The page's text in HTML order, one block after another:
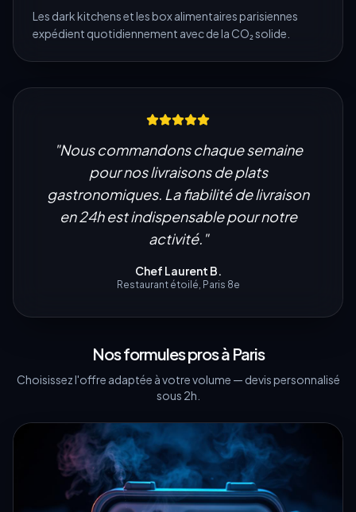
Les dark kitchens et les box alimentaires parisiennes
expédient quotidiennement avec de la CO₂ solide.
"Nous commandons chaque semaine
pour nos livraisons de plats
gastronomiques. La fiabilité de livraison
en 24h est indispensable pour notre
activité. "
Chef Laurent B.
Restaurant étoilé, Paris 8e
Nos formules pros à Paris
Choisissez l'offre adaptée à votre volume — devis personnalisé
sous 2h.